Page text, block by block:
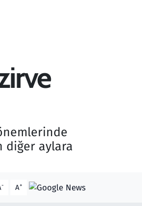
diğer aylara
- A+